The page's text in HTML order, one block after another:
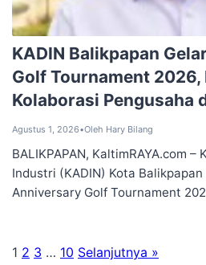
KADIN Balikpapan
Golf Tournament 2026,
Kolaborasi Pengusaha
Agustus 1, 2026•Oleh Hary Bilang
BALIKPAPAN, KaltimRAYA.com –
Industri (KADIN) Kota
Anniversary Golf Tournament
Paginasi
1 2 3 … 10 Selanjutnya »